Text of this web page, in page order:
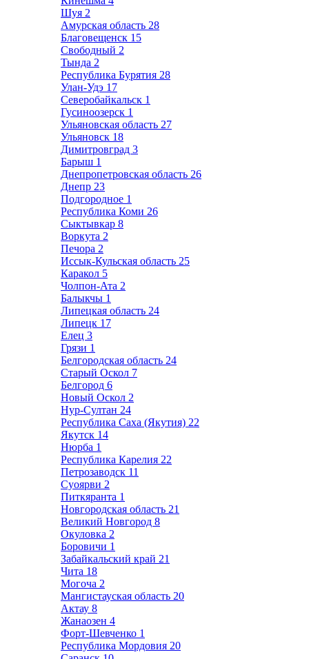
Шуя 2
Амурская область 28
Благовещенск 15
Свободный 2
Тында 2
Республика Бурятия 28
Улан-Удэ 17
Северобайкальск 1
Гусиноозерск 1
Ульяновская область 27
Ульяновск 18
Димитровград 3
Барыш 1
Днепропетровская область 26
Днепр 23
Подгородное 1
Республика Коми 26
Сыктывкар 8
Воркута 2
Печора 2
Иссык-Кульская область 25
Каракол 5
Чолпон-Ата 2
Балыкчы 1
Липецкая область 24
Липецк 17
Елец 3
Грязи 1
Белгородская область 24
Старый Оскол 7
Белгород 6
Новый Оскол 2
Нур-Султан 24
Республика Саха (Якутия) 22
Якутск 14
Нюрба 1
Республика Карелия 22
Петрозаводск 11
Суоярви 2
Питкяранта 1
Новгородская область 21
Великий Новгород 8
Окуловка 2
Боровичи 1
Забайкальский край 21
Чита 18
Могоча 2
Мангистауская область 20
Актау 8
Жанаозен 4
Форт-Шевченко 1
Республика Мордовия 20